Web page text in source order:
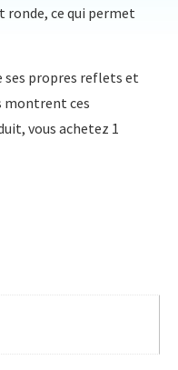
ronde, ce qui permet
ses propres reflets et
montrent ces
vous achetez 1